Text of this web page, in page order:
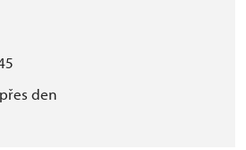
den